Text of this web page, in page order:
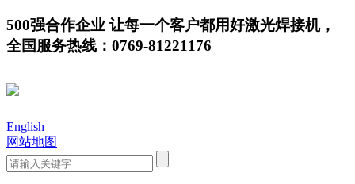
500强合作企业 让每一个客户都用好激光焊接机，
全国服务热线：0769-81221176
English
网站地图